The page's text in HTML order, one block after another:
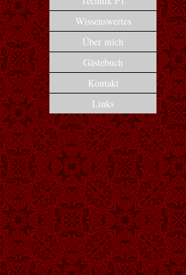
Wissenswertes
Über mich
Gästebuch
Kontakt
Links